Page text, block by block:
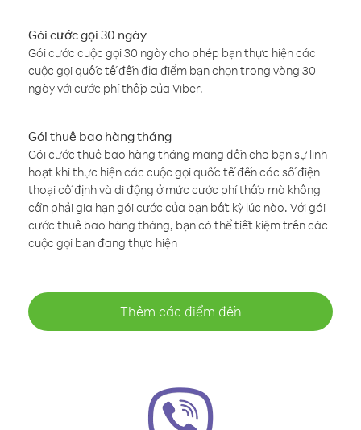
Gói cước gọi 30 ngày
Gói cước cuộc gọi 30 ngày cho phép bạn thực hiện các
cuộc gọi quốc tế đến địa điểm bạn chọn trong vòng 30
ngày với cước phí thấp của Viber.
Gói thuê bao hàng tháng
Gói cước thuê bao hàng tháng mang đến cho bạn sự linh
hoạt khi thực hiện các cuộc gọi quốc tế đến các số điện
thoại cố định và di động ở mức cước phí thấp mà không
cần phải gia hạn gói cước của bạn bất kỳ lúc nào. Với gói
cước thuê bao hàng tháng, bạn có thể tiết kiệm trên các
cuộc gọi bạn đang thực hiện
Thêm các điểm đến